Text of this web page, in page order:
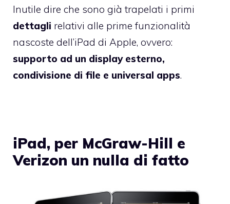
Inutile dire che sono già trapelati i primi
dettagli relativi alle prime funzionalità
nascoste dell’iPad di Apple, ovvero:
supporto ad un display esterno,
condivisione di file e universal apps.
iPad, per McGraw-Hill e
Verizon un nulla di fatto